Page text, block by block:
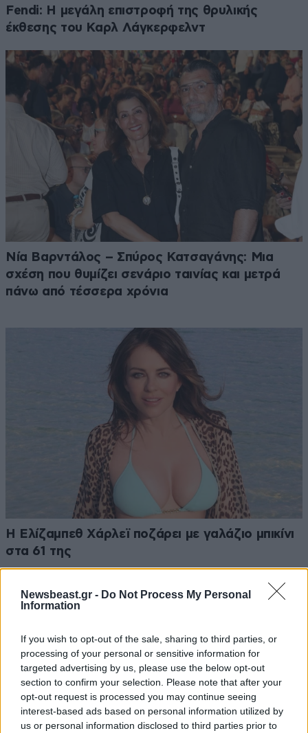
Newsbeast.gr - Do Not Process My Personal
Information
If you wish to opt-out of the sale, sharing to third parties, or
processing of your personal or sensitive information for
targeted advertising by us, please use the below opt-out
section to confirm your selection. Please note that after your
opt-out request is processed you may continue seeing
interest-based ads based on personal information utilized by
us or personal information disclosed to third parties prior to
Fendi: Η μεγάλη επιστροφή της θρυλικής
έκθεσης του Καρλ Λάγκερφελντ
Νία Βαρντάλος – Σπύρος Κατσαγάνης: Μια
σχέση που θυμίζει σενάριο ταινίας και μετρά
πάνω από τέσσερα χρόνια
Η Ελίζαμπεθ Χάρλεϊ ποζάρει με γαλάζιο μπικίνι
στα 61 της